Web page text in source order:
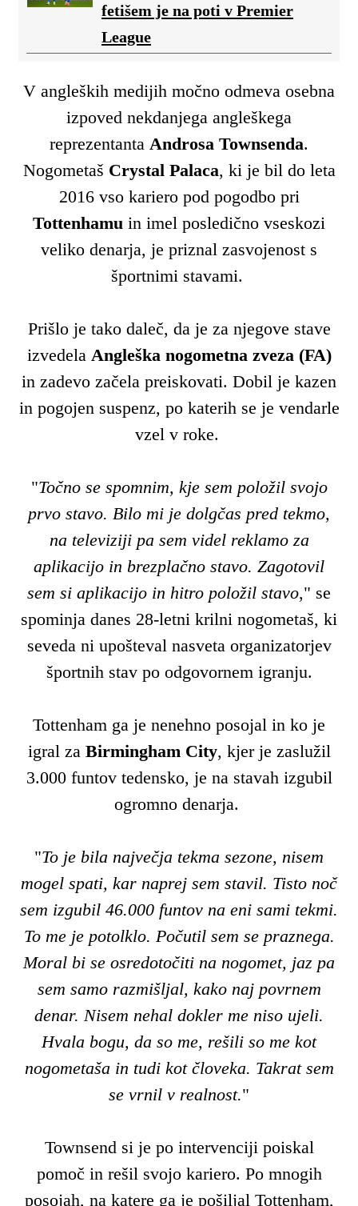
fetišem je na poti v Premier
League
V angleških medijih močno odmeva osebna
izpoved nekdanjega angleškega
reprezentanta Androsa Townsenda.
Nogometaš Crystal Palaca, ki je bil do leta
2016 vso kariero pod pogodbo pri
Tottenhamu in imel posledično vseskozi
veliko denarja, je priznal zasvojenost s
športnimi stavami.
Prišlo je tako daleč, da je za njegove stave
izvedela Angleška nogometna zveza (FA)
in zadevo začela preiskovati. Dobil je kazen
in pogojen suspenz, po katerih se je vendarle
vzel v roke.
"Točno se spomnim, kje sem položil svojo
prvo stavo. Bilo mi je dolgčas pred tekmo,
na televiziji pa sem videl reklamo za
aplikacijo in brezplačno stavo. Zagotovil
sem si aplikacijo in hitro položil stavo," se
spominja danes 28-letni krilni nogometaš, ki
seveda ni upošteval nasveta organizatorjev
športnih stav po odgovornem igranju.
Tottenham ga je nenehno posojal in ko je
igral za Birmingham City, kjer je zaslužil
3.000 funtov tedensko, je na stavah izgubil
ogromno denarja.
"To je bila največja tekma sezone, nisem
mogel spati, kar naprej sem stavil. Tisto noč
sem izgubil 46.000 funtov na eni sami tekmi.
To me je potolklo. Počutil sem se praznega.
Moral bi se osredotočiti na nogomet, jaz pa
sem samo razmišljal, kako naj povrnem
denar. Nisem nehal dokler me niso ujeli.
Hvala bogu, da so me, rešili so me kot
nogometaša in tudi kot človeka. Takrat sem
se vrnil v realnost."
Townsend si je po intervenciji poiskal
pomoč in rešil svojo kariero. Po mnogih
posojah, na katere ga je pošiljal Tottenham,